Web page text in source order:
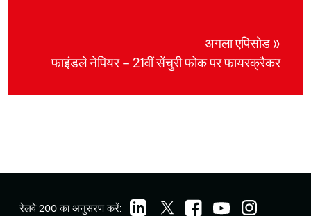
अगला एपिसोड »
फाइंडले नेपियर – 21वीं सेंचुरी फोक पर फायरक्रैकर
रेलवे 200 का अनुसरण करें: